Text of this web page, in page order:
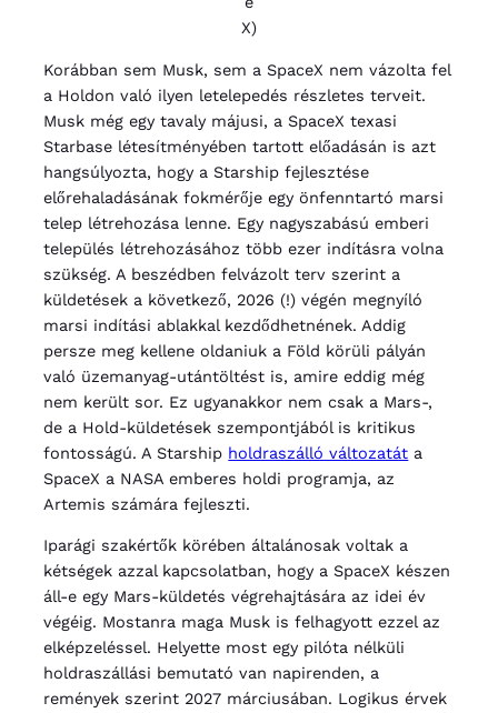
X)
Korábban sem Musk, sem a SpaceX nem vázolta fel
a Holdon való ilyen letelepedés részletes terveit.
Musk még egy tavaly májusi, a SpaceX texasi
Starbase létesítményében tartott előadásán is azt
hangsúlyozta, hogy a Starship fejlesztése
előrehaladásának fokmérője egy önfenntartó marsi
telep létrehozása lenne. Egy nagyszabású emberi
település létrehozásához több ezer indításra volna
szükség. A beszédben felvázolt terv szerint a
küldetések a következő, 2026 (!) végén megnyíló
marsi indítási ablakkal kezdődhetnének. Addig
persze meg kellene oldaniuk a Föld körüli pályán
való üzemanyag-utántöltést is, amire eddig még
nem került sor. Ez ugyanakkor nem csak a Mars-,
de a Hold-küldetések szempontjából is kritikus
fontosságú. A Starship holdraszálló változatát a
SpaceX a NASA emberes holdi programja, az
Artemis számára fejleszti.
Iparági szakértők körében általánosak voltak a
kétségek azzal kapcsolatban, hogy a SpaceX készen
áll-e egy Mars-küldetés végrehajtására az idei év
végéig. Mostanra maga Musk is felhagyott ezzel az
elképzeléssel. Helyette most egy pilóta nélküli
holdraszállási bemutató van napirenden, a
remények szerint 2027 márciusában. Logikus érvek